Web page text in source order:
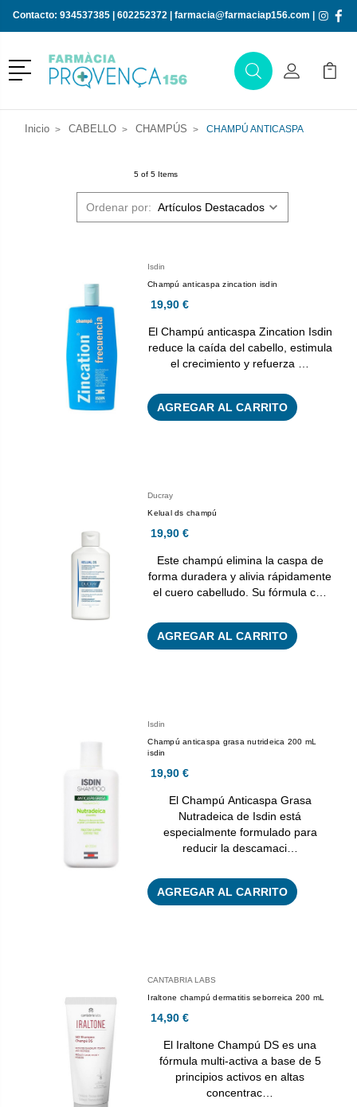
Contacto: 934537385| 602252372| farmacia@farmaciap156.com
Menú
BuscarMi Cuenta
Mi
Inicio CABELLO CHAMPÚS CHAMPÚ ANTICASPA
5 of 5 Items
Ordenar por:
Isdin
Champú anticaspa zincation isdin
19,90 €
El Champú anticaspa Zincation Isdin
reduce la caída del cabello, estimula
el crecimiento y refuerza …
AGREGAR AL CARRITO
Ducray
Kelual ds champú
19,90 €
Este champú elimina la caspa de
forma duradera y alivia rápidamente
el cuero cabelludo. Su fórmula c…
AGREGAR AL CARRITO
Isdin
Champú anticaspa grasa nutrideica 200 mL
isdin
19,90 €
El Champú Anticaspa Grasa
Nutradeica de Isdin está
especialmente formulado para
reducir la descamaci…
AGREGAR AL CARRITO
CANTABRIA LABS
Iraltone champú dermatitis seborreica 200 mL
14,90 €
El Iraltone Champú DS es una
fórmula multi-activa a base de 5
principios activos en altas
concentrac…